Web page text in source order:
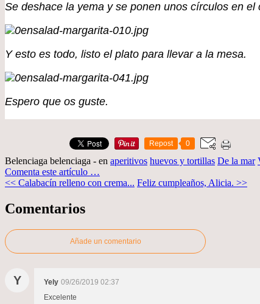
Se deshace la yema y se ponen unos círculos en
Y esto es todo, listo el plato para llevar a la mesa.
Espero que os guste.
Repost 0
Belenciaga belenciaga - en aperitivos huevos y tortillas De la mar
Comenta este artículo …
<< Calabacín relleno con crema... Feliz cumpleaños, Alicia. >>
Comentarios
Añade un comentario
Y Yely 09/26/2019 02:37
Excelente